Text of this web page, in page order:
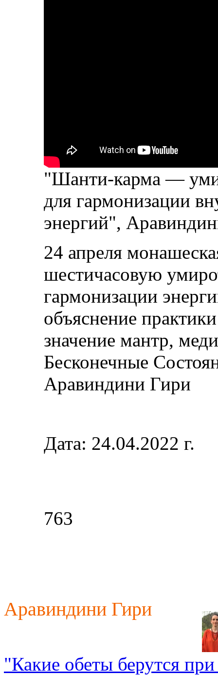
"Шанти-карма —
для гармонизации
энергий",
24 апреля
шестичасовую
гармонизации
объяснение
значение мантр,
Бесконечные
Аравиндини Гири
Дата: 24.04.2022 г.
763
Аравиндини Гири
"Какие обеты берутся